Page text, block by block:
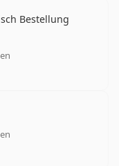
Bestellung
5
5